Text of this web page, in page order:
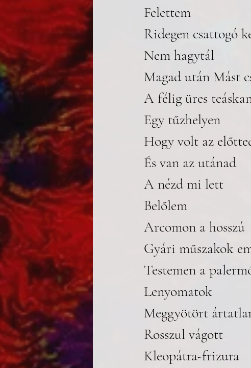
Felettem
Ridegen csattogó
Nem hagytál
Magad után Mást
A félig üres
Egy tűzhelyen
Hogy volt az
És van az utánad
A nézd mi lett
Belőlem
Arcomon a hosszú
Gyári műszakok
Testemen a
Lenyomatok
Meggyötört
Rosszul vágott
Kleopátra-frizura